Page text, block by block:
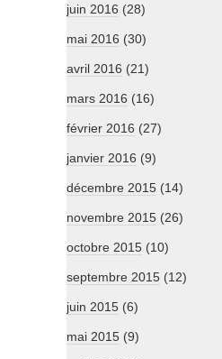
juin 2016 (28)
mai 2016 (30)
avril 2016 (21)
mars 2016 (16)
février 2016 (27)
janvier 2016 (9)
décembre 2015 (14)
novembre 2015 (26)
octobre 2015 (10)
septembre 2015 (12)
juin 2015 (6)
mai 2015 (9)